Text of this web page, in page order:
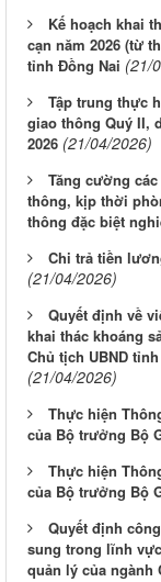
Kế hoạch khai
cạn năm 2026 (từ
tỉnh Đồng Nai (21/
Tập trung thực
giao thông Quý II,
2026 (21/04/2026)
Tăng cường
thông, kịp thời
thông đặc biệt
Chi trả tiền
(21/04/2026)
Quyết định về
khai thác khoáng
Chủ tịch UBND
(21/04/2026)
Thực hiện
của Bộ trưởng Bộ
Thực hiện
của Bộ trưởng Bộ
Quyết định
sung trong lĩnh
quản lý của ngành